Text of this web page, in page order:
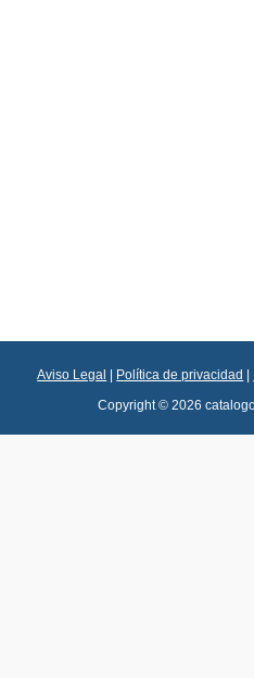
Aviso Legal Política de privacidad
Copyright © 2026